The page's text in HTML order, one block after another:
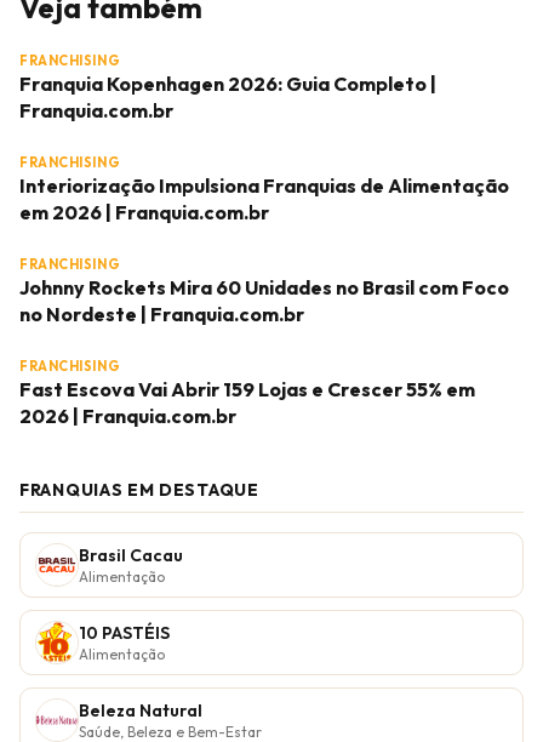
Veja também
FRANCHISING
Franquia Kopenhagen 2026: Guia Completo |
Franquia.com.br
FRANCHISING
Interiorização Impulsiona Franquias de Alimentação
em 2026 | Franquia.com.br
FRANCHISING
Johnny Rockets Mira 60 Unidades no Brasil com Foco
no Nordeste | Franquia.com.br
FRANCHISING
Fast Escova Vai Abrir 159 Lojas e Crescer 55% em
2026 | Franquia.com.br
FRANQUIAS EM DESTAQUE
Brasil Cacau
Alimentação
10 PASTÉIS
Alimentação
Beleza Natural
Saúde, Beleza e Bem-Estar